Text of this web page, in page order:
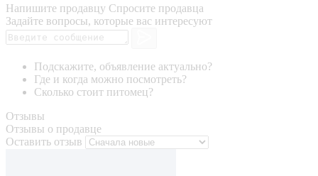
Напишите продавцу Спросите продавца
Задайте вопросы, которые вас интересуют
Подскажите, объявление актуально?
Где и когда можно посмотреть?
Сколько стоит питомец?
Отзывы
Отзывы о продавце
Оставить отзыв